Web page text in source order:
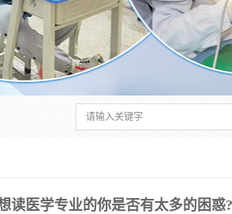
读医学专业的你是否有太多的困惑?